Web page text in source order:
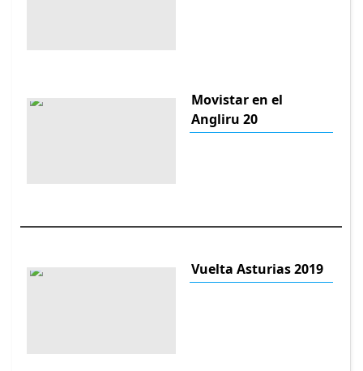
Movistar en el
Angliru 20
Vuelta Asturias 2019